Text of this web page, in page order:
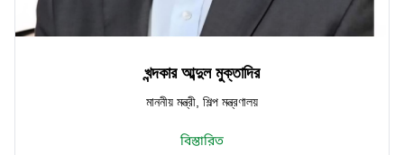
খন্দকার আব্দুল মুক্তাদির
মাননীয় মন্ত্রী, শিল্প মন্ত্রণালয়
বিস্তারিত